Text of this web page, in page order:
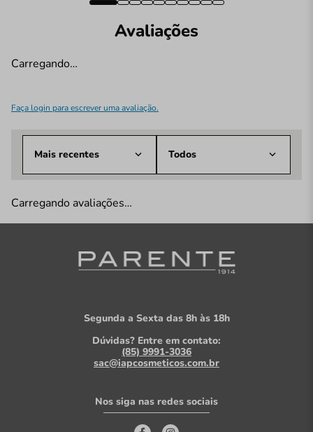
Avaliações
Carregando…
Faça login para escrever uma avaliação.
Mais recentes Todos
Carregando avaliações…
Segunda a Sexta das 8h às 18h
Dúvidas? Entre em contato:
(85) 9991-3036
sac@iapcosmeticos.com.br
Nos siga nas redes sociais